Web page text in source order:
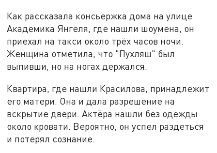
Как рассказала консьержка дома на улице
Академика Янгеля, где нашли шоумена, он
приехал на такси около трёх часов ночи.
Женщина отметила, что "Пухляш" был
выпивши, но на ногах держался.
Квартира, где нашли Красилова, принадлежит
его матери. Она и дала разрешение на
вскрытие двери. Актёра нашли без одежды
около кровати. Вероятно, он успел раздеться
и потерял сознание.